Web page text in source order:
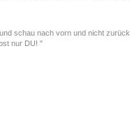
schau nach vorn und nicht
nur DU! "